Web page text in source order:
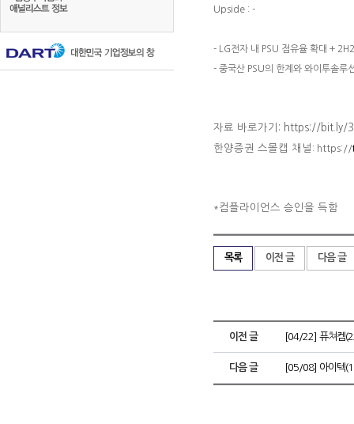
Upside : -
- LG전자 내 PSU 점유율 확대 +
- 중국산 PSU의 한계와 와이투솔루
자료 바로가기: https://bit.ly/
한양증권 스몰캡 채널 : https://
*컴플라이언스 승인을 득함
목록 이전 글 다음 글
이전 글 [04/22] 퓨쳐켐
다음 글 [05/08] 아이텍